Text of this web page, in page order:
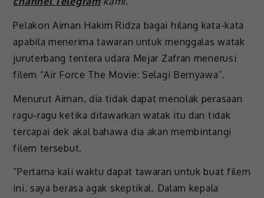
Pelakon Aiman Hakim Ridza bagai hilang kata-kata
apabila menerima tawaran untuk menggalas watak
juruterbang tentera udara Mejar Zafran menerusi
filem “Air Force The Movie: Selagi Bernyawa”.
Menurut Aiman, dia tidak dapat menolak perasaan
ragu-ragu ketika ditawarkan watak itu dan tidak
tercapai dek akal bahawa dia akan membintangi
filem tersebut.
“Pertama kali waktu dapat tawaran untuk buat filem
ini, saya berasa agak skeptikal. Dalam kepala